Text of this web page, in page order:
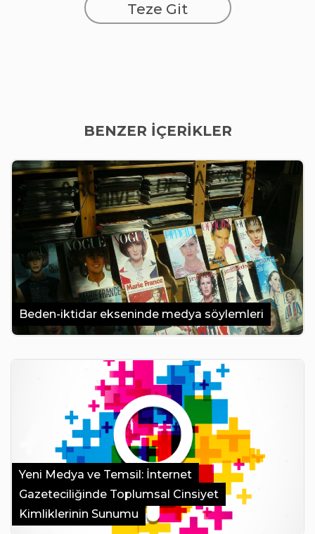
Teze Git
BENZER İÇERİKLER
Beden-iktidar ekseninde medya söylemleri
Yeni Medya ve Temsil: İnternet
Gazeteciliğinde Toplumsal Cinsiyet
Kimliklerinin Sunumu